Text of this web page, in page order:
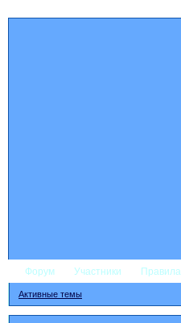
Форум Участники Правила
Активные темы